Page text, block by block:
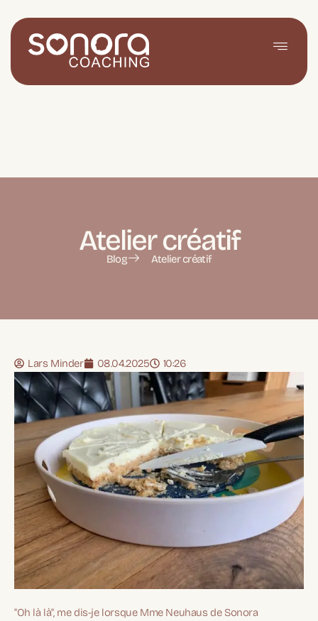
Atelier créatif
Blog Atelier créatif
Lars Minder 08.04.2025 10:26
"Oh là là", me dis-je lorsque Mme Neuhaus de Sonora